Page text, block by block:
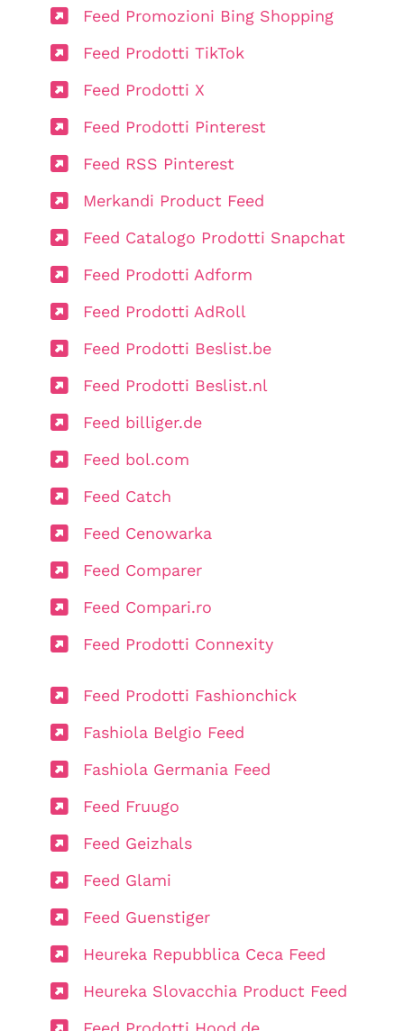
Feed Promozioni Bing Shopping
Feed Prodotti TikTok
Feed Prodotti X
Feed Prodotti Pinterest
Feed RSS Pinterest
Merkandi Product Feed
Feed Catalogo Prodotti Snapchat
Feed Prodotti Adform
Feed Prodotti AdRoll
Feed Prodotti Beslist.be
Feed Prodotti Beslist.nl
Feed billiger.de
Feed bol.com
Feed Catch
Feed Cenowarka
Feed Comparer
Feed Compari.ro
Feed Prodotti Connexity
Feed Prodotti Fashionchick
Fashiola Belgio Feed
Fashiola Germania Feed
Feed Fruugo
Feed Geizhals
Feed Glami
Feed Guenstiger
Heureka Repubblica Ceca Feed
Heureka Slovacchia Product Feed